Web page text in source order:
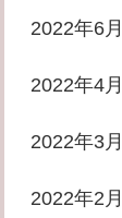
2022年6月
2022年4月
2022年3月
2022年2月